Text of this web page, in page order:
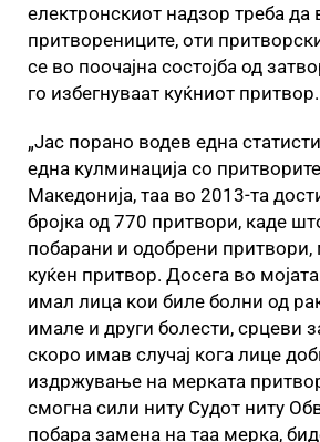
електронскиот надзор треба да
притворениците, оти
се во поочајна состојба од
го избегнуваат куќниот притвор.
„Јас порано водев една
една кулминација со
Македонија, таа во 2013-та
бројка од 770 притвори, каде
побарани и одобрени притвори,
куќен притвор. Досега во
имал лица кои биле болни од
имале и други болести, срцеви
скоро имав случај кога лице
издржување на мерката
смогна сили ниту Судот ниту
побара замена на таа мерка,